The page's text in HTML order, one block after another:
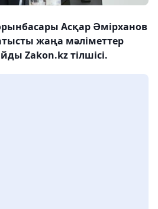
Асқар Әмірханов
жаңа мәліметтер
Zakon.kz тілшісі.